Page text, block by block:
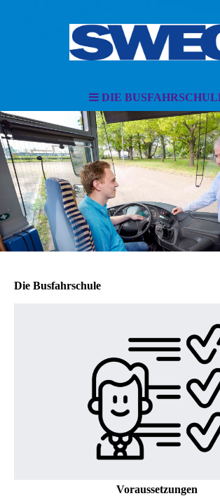
DIE
Die Busfahrschule
Voraussetzungen